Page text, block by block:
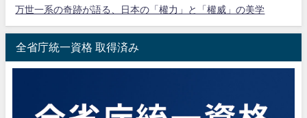
万世一系の奇跡が語る、日本の「權力」と「權威」の美学
全省庁統一資格 取得済み